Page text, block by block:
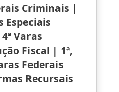
Criminais |
Especiais
Varas
Fiscal | 1ª,
Federais
Recursais